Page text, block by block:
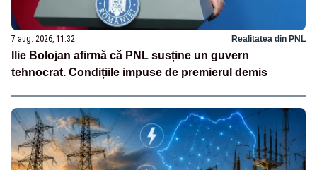
7 aug. 2026, 11:32 Realitatea din PNL
Ilie Bolojan afirmă că PNL susține un guvern
tehnocrat. Condițiile impuse de premierul demis